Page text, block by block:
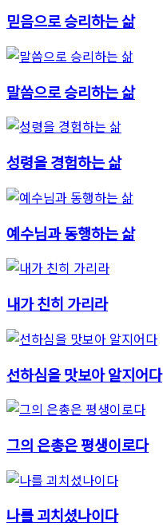
믿음으로 승리하는 삶
말씀으로 승리하는 삶
성령을 경험하는 삶
예수님과 동행하는 삶
내가 친히 가리라
선하심을 맛보아 알지어다
그의 은총은 평생이로다
나를 괴치셨나이다